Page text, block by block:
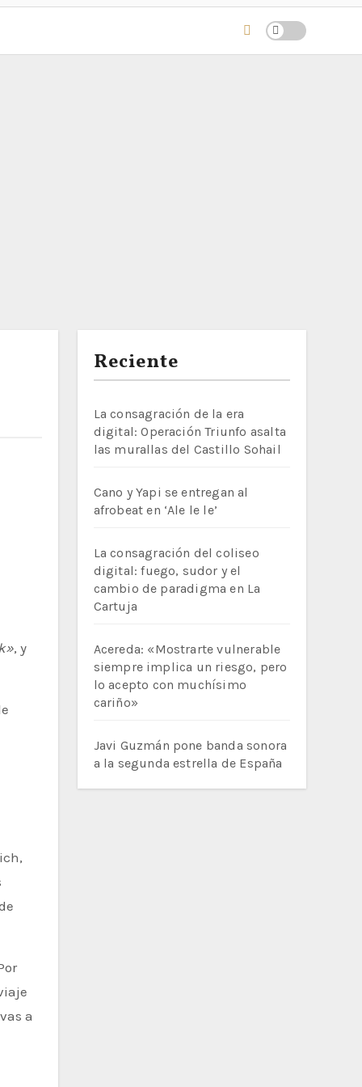
, y
a
Reciente
La consagración de la era
digital: Operación Triunfo asalta
las murallas del Castillo Sohail
Cano y Yapi se entregan al
afrobeat en ‘Ale le le’
La consagración del coliseo
digital: fuego, sudor y el
cambio de paradigma en La
Cartuja
Acereda: «Mostrarte vulnerable
siempre implica un riesgo, pero
lo acepto con muchísimo
cariño»
Javi Guzmán pone banda sonora
a la segunda estrella de España